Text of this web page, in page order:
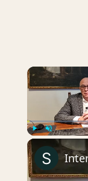
Unmute